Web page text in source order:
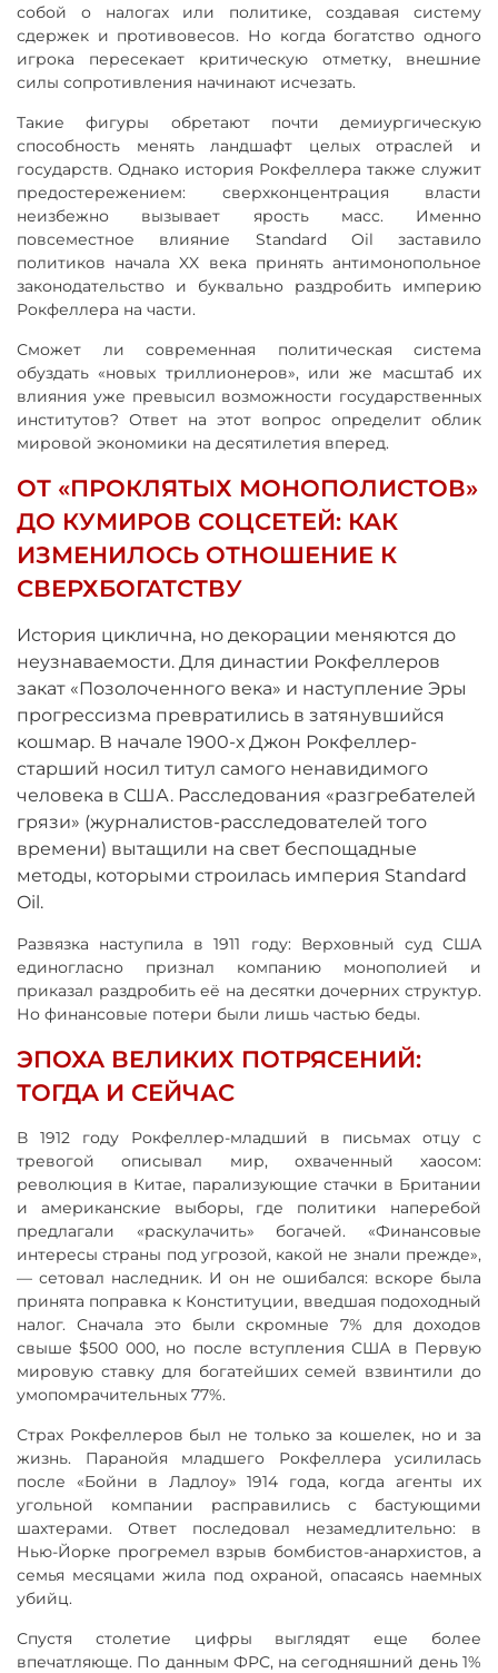
собой о налогах или политике, создавая систему
сдержек и противовесов. Но когда богатство одного
игрока пересекает критическую отметку, внешние
силы сопротивления начинают исчезать.
Такие фигуры обретают почти демиургическую
способность менять ландшафт целых отраслей и
государств. Однако история Рокфеллера также служит
предостережением: сверхконцентрация власти
неизбежно вызывает ярость масс. Именно
повсеместное влияние Standard Oil заставило
политиков начала XX века принять антимонопольное
законодательство и буквально раздробить империю
Рокфеллера на части.
Сможет ли современная политическая система
обуздать «новых триллионеров», или же масштаб их
влияния уже превысил возможности государственных
институтов? Ответ на этот вопрос определит облик
мировой экономики на десятилетия вперед.
ОТ «ПРОКЛЯТЫХ МОНОПОЛИСТОВ»
ДО КУМИРОВ СОЦСЕТЕЙ: КАК
ИЗМЕНИЛОСЬ ОТНОШЕНИЕ К
СВЕРХБОГАТСТВУ
История циклична, но декорации меняются до
неузнаваемости. Для династии Рокфеллеров
закат «Позолоченного века» и наступление Эры
прогрессизма превратились в затянувшийся
кошмар. В начале 1900-х Джон Рокфеллер-
старший носил титул самого ненавидимого
человека в США. Расследования «разгребателей
грязи» (журналистов-расследователей того
времени) вытащили на свет беспощадные
методы, которыми строилась империя Standard
Oil.
Развязка наступила в 1911 году: Верховный суд США
единогласно признал компанию монополией и
приказал раздробить её на десятки дочерних структур.
Но финансовые потери были лишь частью беды.
ЭПОХА ВЕЛИКИХ ПОТРЯСЕНИЙ:
ТОГДА И СЕЙЧАС
В 1912 году Рокфеллер-младший в письмах отцу с
тревогой описывал мир, охваченный хаосом:
революция в Китае, парализующие стачки в Британии
и американские выборы, где политики наперебой
предлагали «раскулачить» богачей. «Финансовые
интересы страны под угрозой, какой не знали прежде»,
— сетовал наследник. И он не ошибался: вскоре была
принята поправка к Конституции, введшая подоходный
налог. Сначала это были скромные 7% для доходов
свыше $500 000, но после вступления США в Первую
мировую ставку для богатейших семей взвинтили до
умопомрачительных 77%.
Страх Рокфеллеров был не только за кошелек, но и за
жизнь. Паранойя младшего Рокфеллера усилилась
после «Бойни в Ладлоу» 1914 года, когда агенты их
угольной компании расправились с бастующими
шахтерами. Ответ последовал незамедлительно: в
Нью-Йорке прогремел взрыв бомбистов-анархистов, а
семья месяцами жила под охраной, опасаясь наемных
убийц.
Спустя столетие цифры выглядят еще более
впечатляюще. По данным ФРС, на сегодняшний день 1%